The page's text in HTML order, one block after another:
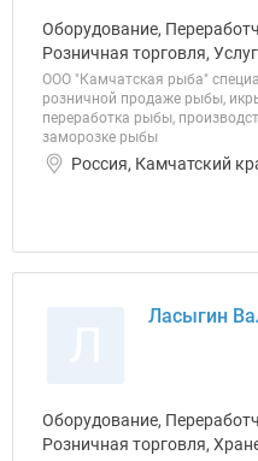
Оборудование,
Розничная торговля,
ООО "Камчатская рыба"
розничной продаже рыбы,
переработка рыбы,
заморозке рыбы
Россия, Камчатский
Ласыгин
Оборудование,
Розничная торговля,